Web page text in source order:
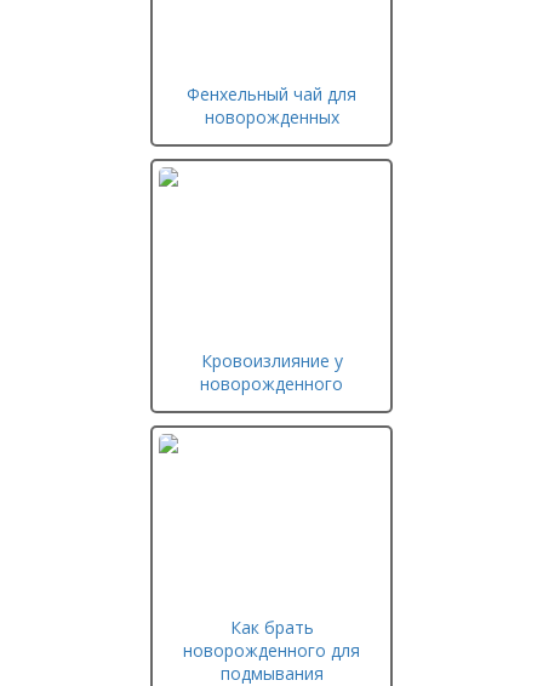
Фенхельный чай для
новорожденных
Кровоизлияние у
новорожденного
Как брать
новорожденного для
подмывания